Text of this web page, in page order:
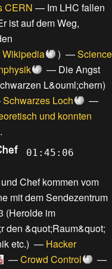
CERN — Im LHC fallen
ist auf dem Weg,
Wikipedia ) —Science
— Die Angst
L&ouml;chern)
Schwarzes Loch
—
und konnten
.
01:45:06
Chef kommen vom
mit dem Sendezentrum
(Herolde im
den &quot;Raum&quot;
etc.) — Hacker
—Crowd Control
—